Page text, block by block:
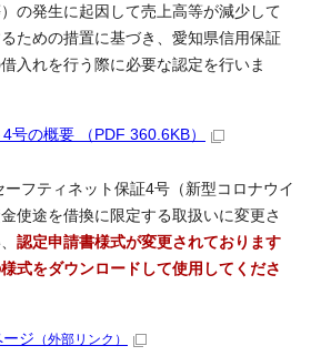
の発生に起因して売上高等が減少して
ための措置に基づき、愛知県信用保証
入れを行う際に必要な認定を行いま
号の概要 （PDF 360.6KB）
フティネット保証4号（新型コロナウイ
使途を借換に限定する取扱いに変更さ
認定申請書様式が変更されております
式をダウンロードして使用してくださ
ジ （外部リンク）